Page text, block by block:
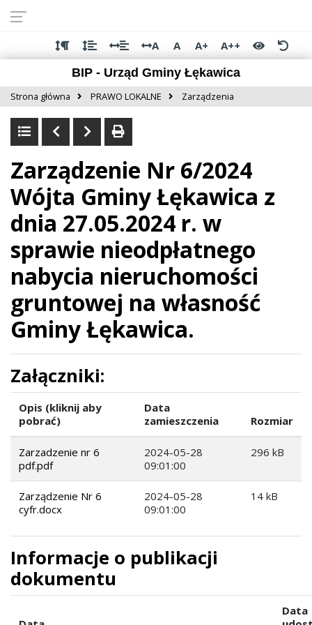
dostępności
głównej
treści
menu
stopki
A A A+
A++
BIP - Urząd Gminy Łękawica
Strona główna PRAWO LOKALNE Zarządzenia
Zarządzenie Nr 6/2024
Wójta Gminy Łękawica z
dnia 27.05.2024 r. w
sprawie nieodpłatnego
nabycia nieruchomości
gruntowej na własność
Gminy Łękawica.
Załączniki:
Opis (kliknij aby
pobrać)
Data
zamieszczenia
Rozmiar
Zarzadzenie nr 6
pdf.pdf
2024-05-28
09:01:00
296 kB
Zarządzenie Nr 6
cyfr.docx
2024-05-28
09:01:00
14 kB
Informacje o publikacji
dokumentu
Data